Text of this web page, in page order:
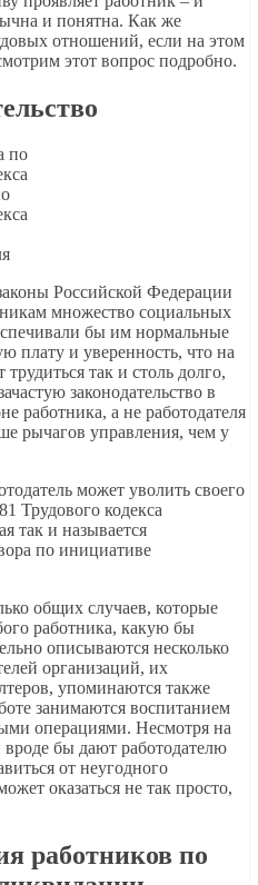
и понятна. Как же
отношений, если на этом
этот вопрос подробно.
Российской Федерации
множество социальных
бы им нормальные
плату и уверенность, что на
так и столь долго,
законодательство в
работника, а не работодателя
рычагов управления, чем у
может уволить своего
Трудового кодекса
так и называется
по инициативе
общих случаев, которые
работника, какую бы
описываются несколько
организаций, их
упоминаются также
занимаются воспитанием
операциями. Несмотря на
вроде бы дают работодателю
от неугодного
оказаться не так просто,
работников по